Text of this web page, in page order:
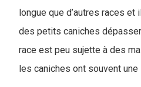
longue que d’autres races et
des petits caniches
race est peu sujette à des
les caniches ont souvent une